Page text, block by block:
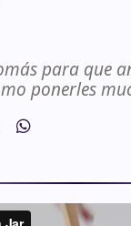
para que
ponerles